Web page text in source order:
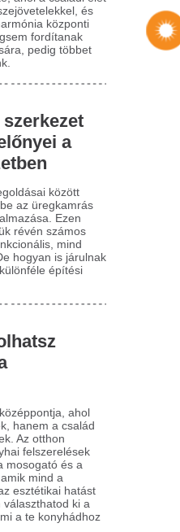
Lecsapott az
sora az NB I-ben -
Zete sem maradt ki
Érintett a ZTE, a Pécs, a